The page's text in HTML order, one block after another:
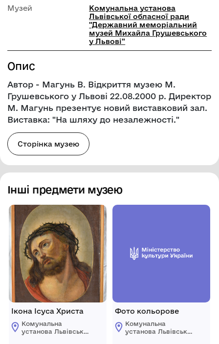
Музей
Комунальна установа
Львівської обласної ради
"Державний меморіальний
музей Михайла Грушевського
у Львові"
Опис
Автор - Магунь В. Відкриття музею М.
Грушевського у Львові 22.08.2000 р. Директор
М. Магунь презентує новий виставковий зал.
Виставка: "На шляху до незалежності."
Сторінка музею
Інші предмети музею
Ікона Ісуса Христа
Комунальна
установа Львівської
Фото кольорове
Комунальна
установа Львівської